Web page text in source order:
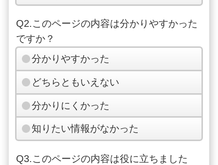
Q2.このページの内容は分かりやすかった
ですか？
分かりやすかった
どちらともいえない
分かりにくかった
知りたい情報がなかった
Q3.このページの内容は役に立ちました